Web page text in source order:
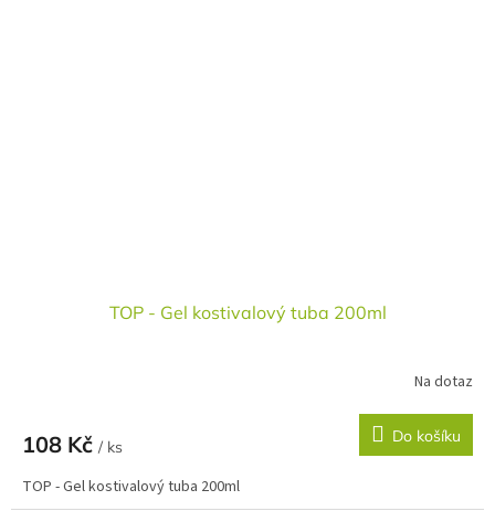
TOP - Gel kostivalový tuba 200ml
Na dotaz
108 Kč / ks
Do košíku
TOP - Gel kostivalový tuba 200ml